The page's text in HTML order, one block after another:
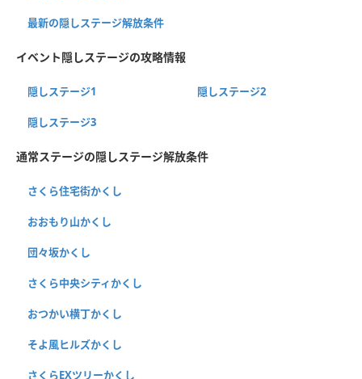
最新の隠しステージ解放条件
イベント隠しステージの攻略情報
隠しステージ1 隠しステージ2
隠しステージ3
通常ステージの隠しステージ解放条件
さくら住宅街かくし
おおもり山かくし
団々坂かくし
さくら中央シティかくし
おつかい横丁かくし
そよ風ヒルズかくし
さくらEXツリーかくし